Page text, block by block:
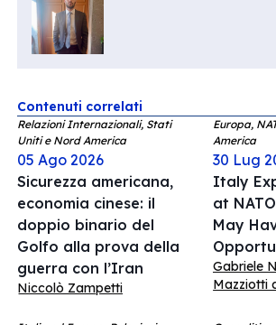
Contenuti correlati
Relazioni Internazionali, Stati
Uniti e Nord America
05 Ago 2026
Sicurezza americana,
economia cinese: il
doppio binario del
Golfo alla prova della
guerra con l’Iran
Niccolò Zampetti
Europa,
America
30 Lug
Italy
at
May
Gabriele
Mazziotti